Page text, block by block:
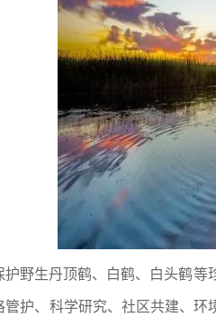
护野生丹顶鹤、白鹤、白头鹤
管护、科学研究、社区共建、